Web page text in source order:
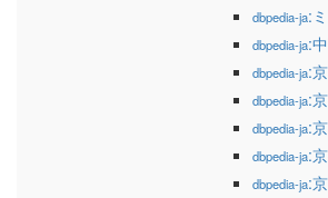
dbpedia-ja:
dbpedia-ja:
dbpedia-ja:京
dbpedia-ja:
dbpedia-ja:
dbpedia-ja:
dbpedia-ja: